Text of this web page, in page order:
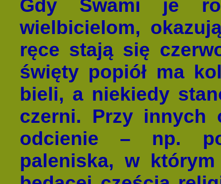
Gdy Swami je
wielbicielom,
ręce stają się
święty popiół ma
bieli, a niekiedy
czerni. Przy innych
odcienie – np.
paleniska, w